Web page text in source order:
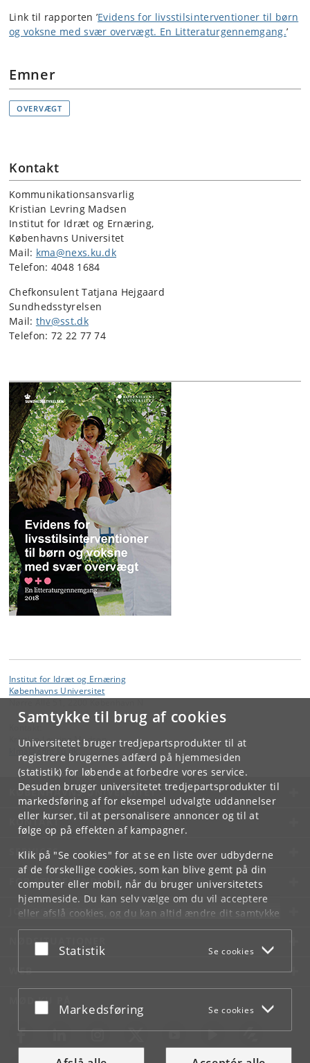
Samtykke til brug af cookies
Universitetet bruger tredjepartsprodukter til at
registrere brugernes adfærd på hjemmesiden
(statistik) for løbende at forbedre vores service.
Desuden bruger universitetet tredjepartsprodukter til
markedsføring af for eksempel udvalgte uddannelser
eller kurser, til at personalisere annoncer og til at
følge op på effekten af kampagner.
Klik på "Se cookies" for at se en liste over udbyderne
af de forskellige cookies, som kan blive gemt på din
computer eller mobil, når du bruger universitetets
hjemmeside. Du kan selv vælge om du vil acceptere
eller afslå cookies, og du kan altid ændre dit samtykke
underCookie- og privatlivspolitiksom du finder i
bunden af hver side.
Acceptér eller afslå
Statistik Se cookies
Acceptér eller afslå
Markedsføring Se cookies
Link til rapporten ’Evidens for livsstilsinterventioner til børn
og voksne med svær overvægt. En Litteraturgennemgang.’
Emner
OVERVÆGT
Kontakt
Kommunikationsansvarlig
Kristian Levring Madsen
Institut for Idræt og Ernæring,
Københavns Universitet
Mail: kma@nexs.ku.dk
Telefon: 4048 1684
Chefkonsulent Tatjana Hejgaard
Sundhedsstyrelsen
Mail: thv@sst.dk
Telefon: 72 22 77 74
Institut for Idræt og Ernæring
Københavns Universitet
Kristian Levring Madsen
KØBENHAVNS UNIVERSITET
KONTAKT
SERVICES
FOR STUDERENDE OG ANSATTE
JOB OG KARRIERE
NØDSITUATIONER
WEB
MØD KU PÅ